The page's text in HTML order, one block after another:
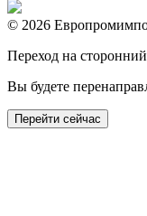
© 2026
Переход на
Вы будете
Перейти сейчас